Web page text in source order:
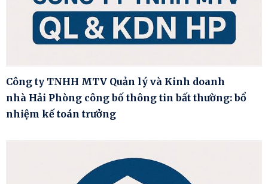
Công ty TNHH MTV Quản lý và Kinh doanh
nhà Hải Phòng công bố thông tin bất thường: bổ
nhiệm kế toán trưởng